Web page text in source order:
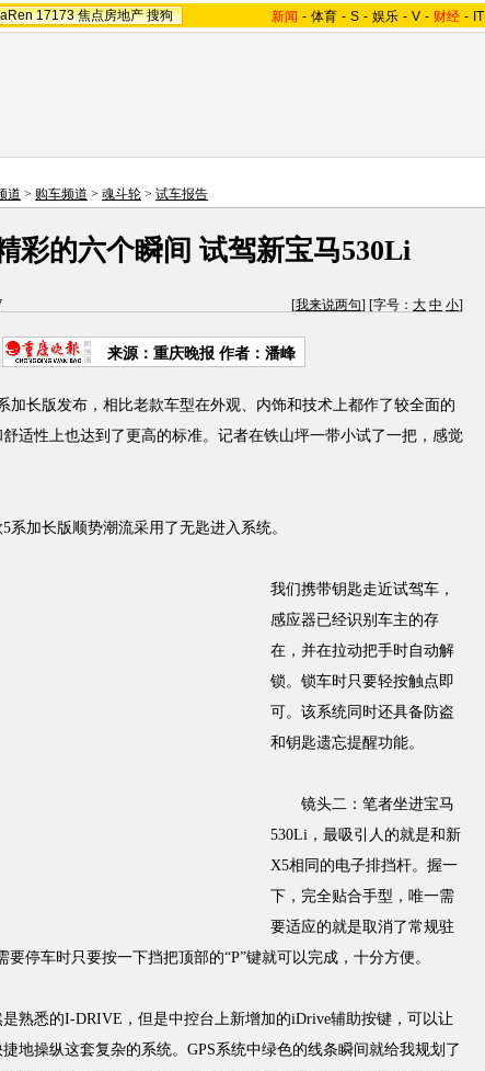
17173 焦点房地产 搜狗 新闻 - 体育 - S - 娱乐 - V - 财经 - IT
道 > 购车频道 > 魂斗轮 > 试车报告
彩的六个瞬间 试驾新宝马530Li
[我来说两句] [字号： 大 中 小]
来源：重庆晚报 作者：潘峰
长版发布，相比老款车型在外观、内饰和技术上都作了较全面的
适性上也达到了更高的标准。记者在铁山坪一带小试了一把，感觉
加长版顺势潮流采用了无匙进入系统。
我们携带钥匙走近试驾车，
感应器已经识别车主的存
在，并在拉动把手时自动解
锁。锁车时只要轻按触点即
可。该系统同时还具备防盗
和钥匙遗忘提醒功能。
镜头二：笔者坐进宝马
530Li，最吸引人的就是和新
X5相同的电子排挡杆。握一
下，完全贴合手型，唯一需
要适应的就是取消了常规驻
要停车时只要按一下挡把顶部的“P”键就可以完成，十分方便。
悉的I-DRIVE，但是中控台上新增加的iDrive辅助按键，可以让
地操纵这套复杂的系统。GPS系统中绿色的线条瞬间就给我规划了